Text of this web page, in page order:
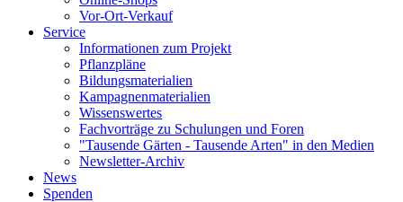
Vor-Ort-Verkauf
Service
Informationen zum Projekt
Pflanzpläne
Bildungsmaterialien
Kampagnenmaterialien
Wissenswertes
Fachvorträge zu Schulungen und Foren
"Tausende Gärten - Tausende Arten" in den Medien
Newsletter-Archiv
News
Spenden